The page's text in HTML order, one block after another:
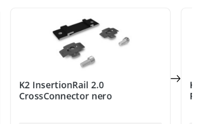
2.0 - 35; anodizzato nero, 3,65 m
K2 InsertionRail 2.0
CrossConnector nero
K2